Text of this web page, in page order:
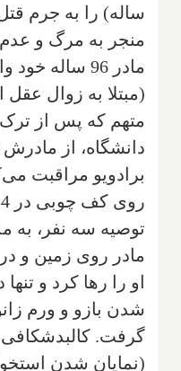
ساله) را به جرم
منجر به مرگ و عدم
مادر 96 ساله
متهم که پس از
دانشگاه، از
برادویو مراقبت
توصیه سه نفر، به
مادر روی زمین و
گرفت.
(نمایان شدن